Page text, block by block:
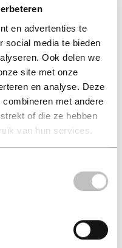
en advertenties te
social media te bieden
Ook delen we
site met onze
en analyse. Deze
met andere
of die ze hebben
van hun services.
Nova Flora Neerlandica